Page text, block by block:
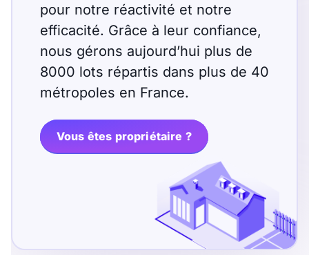
Studio T1 T1 bis
T3 T4 T5
T7 T8 T9
T13 T14 T15
m2
pour notre réactivité et notre
efficacité. Grâce à leur confiance,
nous gérons aujourd’hui plus de
8000 lots répartis dans plus de 40
métropoles en France.
Vous êtes propriétaire ?